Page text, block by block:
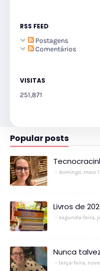
RSS FEED
Postagens
Comentários
VISITAS
251,871
Popular posts
domingo, maio
Livros de
segunda-feira,
Nunca
terça-feira,